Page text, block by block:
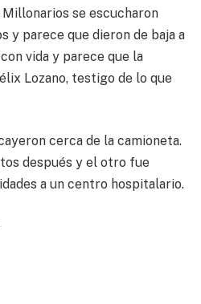
se escucharon
y parece que dieron de baja a
vida y parece que la
Lozano, testigo de lo que
cerca de la camioneta.
después y el otro fue
a un centro hospitalario.